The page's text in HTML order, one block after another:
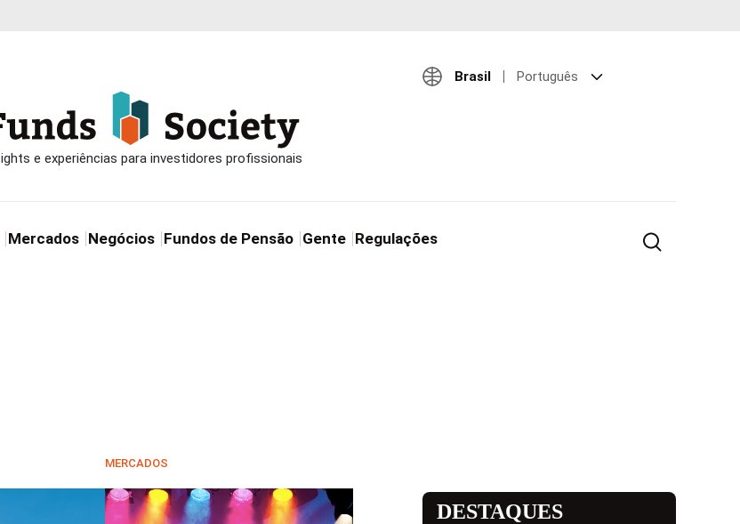
Brasil Português
Mercados Negócios Fundos de Pensão Gente Regulações
MERCADOS
DESTAQUES